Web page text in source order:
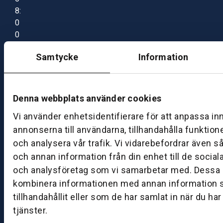
Samtycke Information
Denna webbplats använder cookies
Vi använder enhetsidentifierare för att anpassa
annonserna till användarna, tillhandahålla
och analysera vår trafik. Vi vidarebefordrar även
och annan information från din enhet till de
och analysföretag som vi samarbetar med. Dessa
kombinera informationen med annan information
tillhandahållit eller som de har samlat in när du
tjänster.
8:
0
0
7:
0
B
S
k
ö
v
d